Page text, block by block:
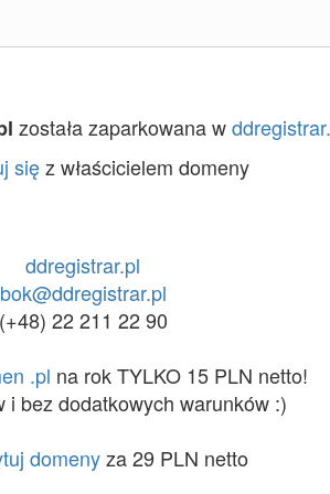
została zaparkowana w
sięz właścicielem domeny
ddregistrar.pl
bok@ddregistrar.pl
(+48) 22 211 22 90
.pl na rok TYLKO 15 PLN netto!
i bez dodatkowych warunków :)
domenyza 29 PLN netto